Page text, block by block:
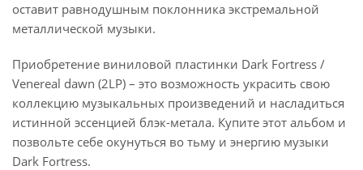
оставит равнодушным поклонника экстремальной
металлической музыки.
Приобретение виниловой пластинки Dark Fortress /
Venereal dawn (2LP) – это возможность украсить свою
коллекцию музыкальных произведений и насладиться
истинной эссенцией блэк-метала. Купите этот альбом и
позвольте себе окунуться во тьму и энергию музыки
Dark Fortress.